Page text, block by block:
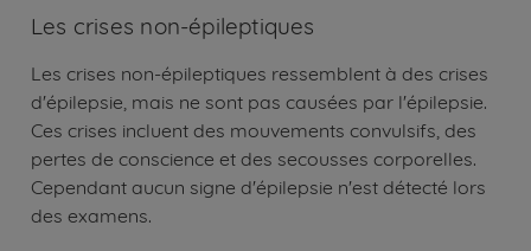
Les crises non-épileptiques
Les crises non-épileptiques ressemblent à des crises
d'épilepsie, mais ne sont pas causées par l'épilepsie.
Ces crises incluent des mouvements convulsifs, des
pertes de conscience et des secousses corporelles.
Cependant aucun signe d'épilepsie n'est détecté lors
des examens.